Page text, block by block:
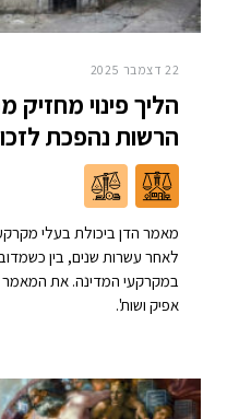
22 דצמבר 2025
הליך פינוי מחזיק
הרשות נהפכת
מאמר הדן ביכולת בעלי
לאחר עשרות שנים, בין
במקרקעי המדינה. את המאמר
אפיק ושות'.